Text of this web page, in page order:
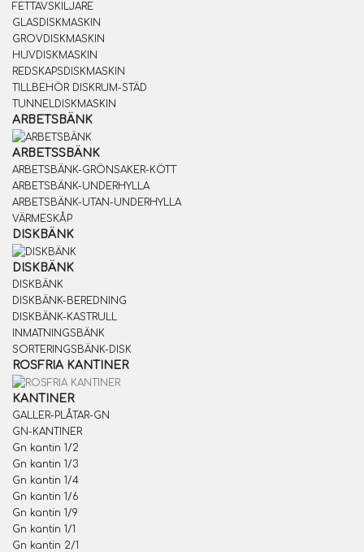
FETTAVSKILJARE
GLASDISKMASKIN
GROVDISKMASKIN
HUVDISKMASKIN
REDSKAPSDISKMASKIN
TILLBEHÖR DISKRUM-STÄD
TUNNELDISKMASKIN
ARBETSBÄNK
ARBETSSBÄNK
ARBETSBÄNK-GRÖNSAKER-KÖTT
ARBETSBÄNK-UNDERHYLLA
ARBETSBÄNK-UTAN-UNDERHYLLA
VÄRMESKÅP
DISKBÄNK
DISKBÄNK
DISKBÄNK
DISKBÄNK-BEREDNING
DISKBÄNK-KASTRULL
INMATNINGSBÄNK
SORTERINGSBÄNK-DISK
ROSFRIA KANTINER
KANTINER
GALLER-PLÅTAR-GN
GN-KANTINER
Gn kantin 1/2
Gn kantin 1/3
Gn kantin 1/4
Gn kantin 1/6
Gn kantin 1/9
Gn kantin 1/1
Gn kantin 2/1